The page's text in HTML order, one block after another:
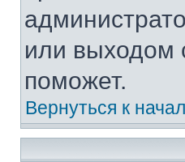
или выходом
поможет.
Вернуться к